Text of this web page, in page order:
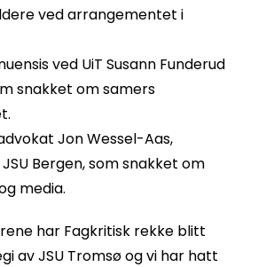
ved arrangementet i
ved UiT Susann Funderud
snakket om samers
Jon Wessel-Aas,
Bergen, som snakket om
media.
har Fagkritisk rekke blitt
av JSU Tromsø og vi har hatt